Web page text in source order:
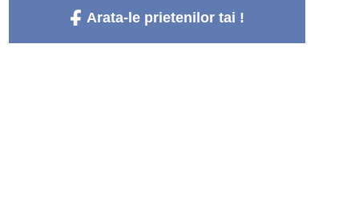
Arata-le prietenilor tai !